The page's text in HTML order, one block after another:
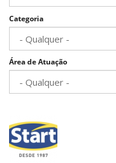
Categoria
Área de Atuação